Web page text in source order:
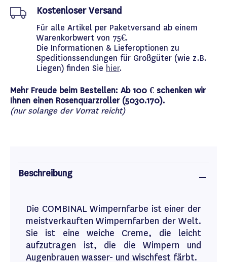
Kostenloser Versand
Für alle Artikel per Paketversand ab einem
Warenkorbwert von 75€.
Die Informationen & Lieferoptionen zu
Speditionssendungen für Großgüter (wie z.B.
Liegen) finden Sie hier.
Mehr Freude beim Bestellen: Ab 100 € schenken wir
Ihnen einen Rosenquarzroller (5030.170).
(nur solange der Vorrat reicht)
Beschreibung
Die COMBINAL Wimpernfarbe ist einer der
meistverkauften Wimpernfarben der Welt.
Sie ist eine weiche Creme, die leicht
aufzutragen ist, die die Wimpern und
Augenbrauen wasser- und wischfest färbt.